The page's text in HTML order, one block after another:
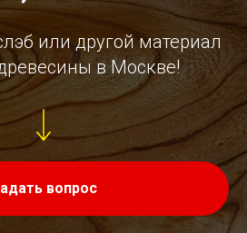
или другой материал
в Москве!
вопрос